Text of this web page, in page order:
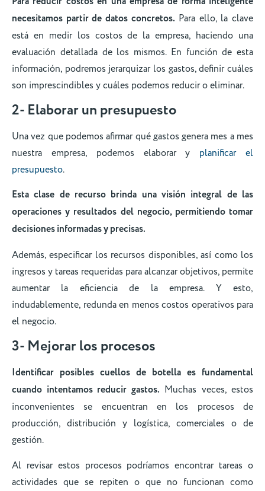
necesitamos partir de datos concretos. Para ello, la clave
está en medir los costos de la empresa, haciendo una
evaluación detallada de los mismos. En función de esta
información, podremos jerarquizar los gastos, definir cuáles
son imprescindibles y cuáles podemos reducir o eliminar.
2- Elaborar un presupuesto
Una vez que podemos afirmar qué gastos genera mes a mes
nuestra empresa, podemos elaborar y planificar el
presupuesto.
Esta clase de recurso brinda una visión integral de las
operaciones y resultados del negocio, permitiendo tomar
decisiones informadas y precisas.
Además, especificar los recursos disponibles, así como los
ingresos y tareas requeridas para alcanzar objetivos, permite
aumentar la eficiencia de la empresa. Y esto,
indudablemente, redunda en menos costos operativos para
el negocio.
3- Mejorar los procesos
Identificar posibles cuellos de botella es fundamental
cuando intentamos reducir gastos. Muchas veces, estos
inconvenientes se encuentran en los procesos de
producción, distribución y logística, comerciales o de
gestión.
Al revisar estos procesos podríamos encontrar tareas o
actividades que se repiten o que no funcionan como